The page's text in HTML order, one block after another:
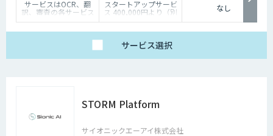
サービスはOCR、翻
訳、審査の各サービス
の基本使用料＋ポイン
100,000円/月
事前デポジット
・各サービス毎の利用
ポイントは以下の通り
OCR 5ポイン
ト/1ページあたり
スタートアップサービ
ス 400,000円より（別
途個別見積）
なし
サービス選択
STORM Platform
サイオニックエーアイ株式会社